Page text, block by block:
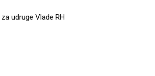
udruge Vlade RH